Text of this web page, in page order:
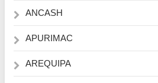
ANCASH
APURIMAC
AREQUIPA